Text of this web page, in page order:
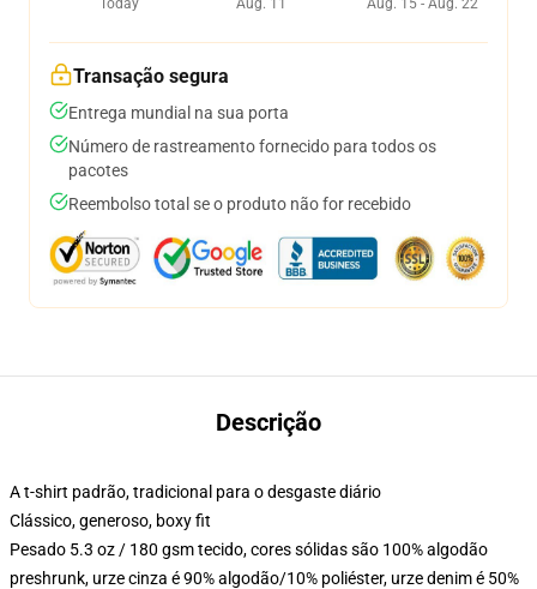
Today
Aug. 11
Aug. 15 - Aug. 22
Transação segura
Entrega mundial na sua porta
Número de rastreamento fornecido para todos os
pacotes
Reembolso total se o produto não for recebido
Descrição
A t-shirt padrão, tradicional para o desgaste diário
Clássico, generoso, boxy fit
Pesado 5.3 oz / 180 gsm tecido, cores sólidas são 100% algodão
preshrunk, urze cinza é 90% algodão/10% poliéster, urze denim é 50%